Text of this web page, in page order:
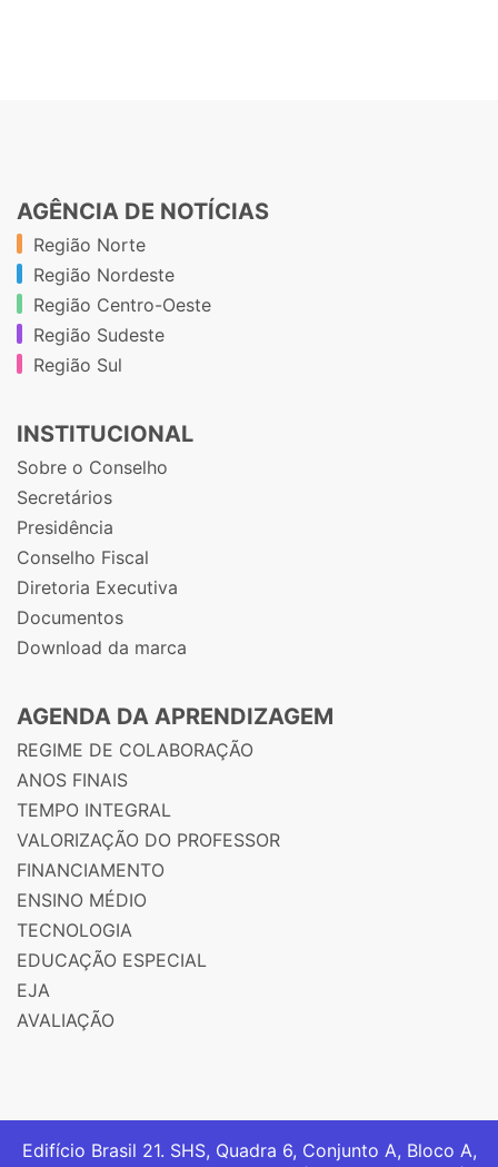
AGÊNCIA DE NOTÍCIAS
Região Norte
Região Nordeste
Região Centro-Oeste
Região Sudeste
Região Sul
INSTITUCIONAL
Sobre o Conselho
Secretários
Presidência
Conselho Fiscal
Diretoria Executiva
Documentos
Download da marca
AGENDA DA APRENDIZAGEM
REGIME DE COLABORAÇÃO
ANOS FINAIS
TEMPO INTEGRAL
VALORIZAÇÃO DO PROFESSOR
FINANCIAMENTO
ENSINO MÉDIO
TECNOLOGIA
EDUCAÇÃO ESPECIAL
EJA
AVALIAÇÃO
Edifício Brasil 21. SHS, Quadra 6, Conjunto A, Bloco A,